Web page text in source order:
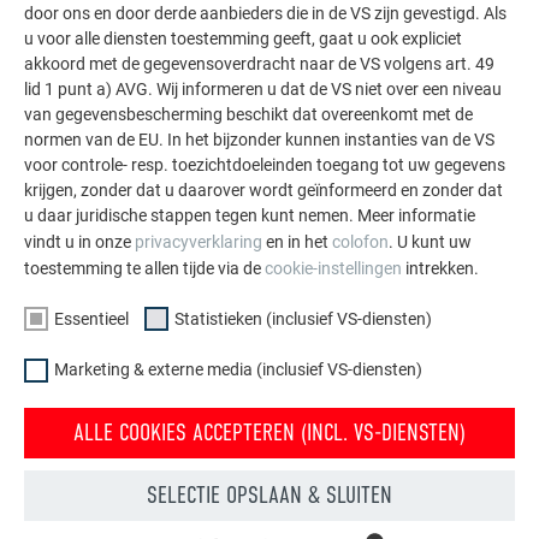
aluminiumoplossingen voor dak, zonne-energie en
gevel.
MEER REFERENTIES BEKIJKEN
door ons en door derde aanbieders die in de VS zijn gevestigd. Als
u voor alle diensten toestemming geeft, gaat u ook expliciet
akkoord met de gegevensoverdracht naar de VS volgens art. 49
lid 1 punt a) AVG. Wij informeren u dat de VS niet over een niveau
van gegevensbescherming beschikt dat overeenkomt met de
normen van de EU. In het bijzonder kunnen instanties van de VS
voor controle- resp. toezichtdoeleinden toegang tot uw gegevens
krijgen, zonder dat u daarover wordt geïnformeerd en zonder dat
u daar juridische stappen tegen kunt nemen. Meer informatie
vindt u in onze privacyverklaring en in het colofon. U kunt uw
toestemming te allen tijde via decookie-instellingen intrekken.
Essentieel Statistieken (inclusief VS-diensten)
Marketing & externe media (inclusief VS-diensten)
ALLE COOKIES ACCEPTEREN (INCL. VS-DIENSTEN)
SELECTIE OPSLAAN & SLUITEN